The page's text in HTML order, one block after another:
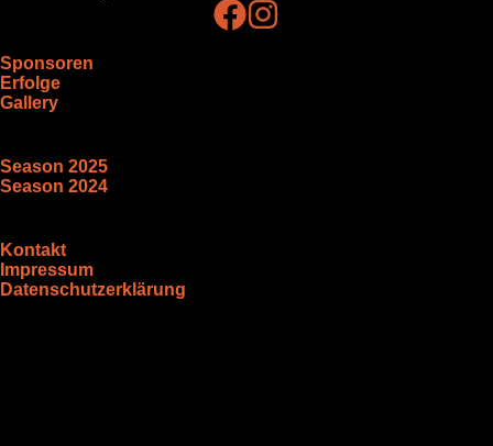
Sponsoren
Erfolge
Gallery
Season 2025
Season 2024
Kontakt
Impressum
Datenschutzerklärung